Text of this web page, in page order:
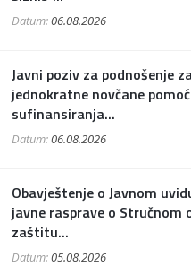
Datum:06.08.2026
Javni poziv za podnošenje
jednokratne novčane
sufinansiranja...
Datum:06.08.2026
Obavještenje o Javnom
javne rasprave o Stručnom
zaštitu...
Datum:05.08.2026